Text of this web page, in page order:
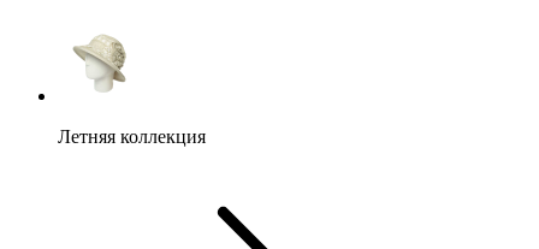
Летняя коллекция